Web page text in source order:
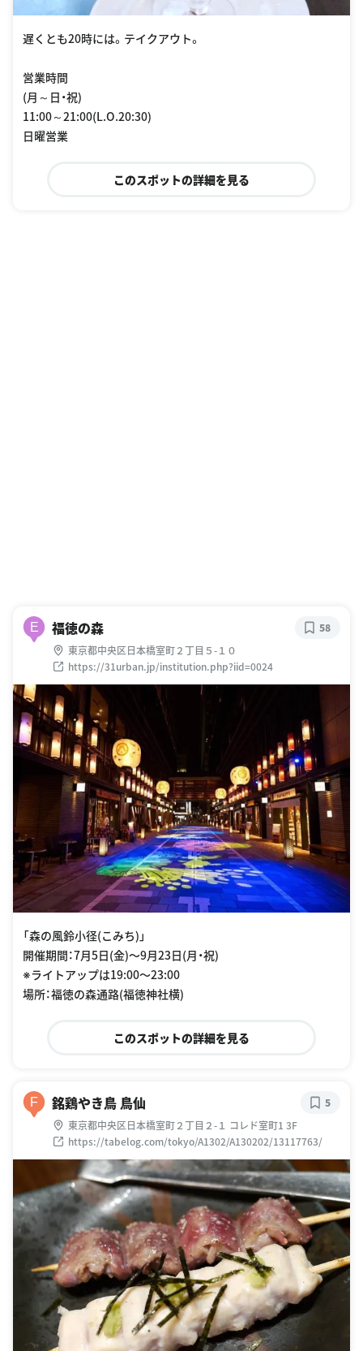
遅くとも20時には。テイクアウト。
営業時間
(月～日・祝)
11:00～21:00(L.O.20:30)
日曜営業
このスポットの詳細を見る
E 福徳の森
東京都中央区日本橋室町２丁目５-１０
https://31urban.jp/institution.php?iid=0024
58
「森の風鈴小径(こみち)」
開催期間：7月5日(金)〜9月23日(月・祝)
※ライトアップは19:00〜23:00
場所：福徳の森通路(福徳神社横)
このスポットの詳細を見る
F 銘鶏やき鳥 鳥仙
東京都中央区日本橋室町２丁目２-１ コレド室町1 3F
https://tabelog.com/tokyo/A1302/A130202/13117763/
5